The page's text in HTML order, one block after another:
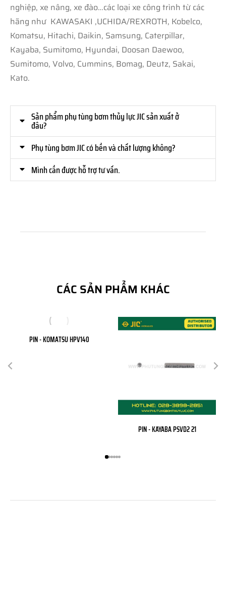
nghiệp, xe nâng, xe đào…các loại xe công trình từ các
hãng như KAWASAKI ,UCHIDA/REXROTH, Kobelco,
Komatsu, Hitachi, Daikin, Samsung, Caterpillar,
Kayaba, Sumitomo, Hyundai, Doosan Daewoo,
Sumitomo, Volvo, Cummins, Bomag, Deutz, Sakai,
Kato.
Sản phẩm phụ tùng bơm thủy lực JIC sản xuất ở
đâu?
Phụ tùng bơm JIC có bền và chất lượng không?
Mình cần được hỗ trợ tư vấn.
CÁC SẢN PHẨM KHÁC
PIN - KOMATSU HPV140
PIN - KAYABA PSVD2 21